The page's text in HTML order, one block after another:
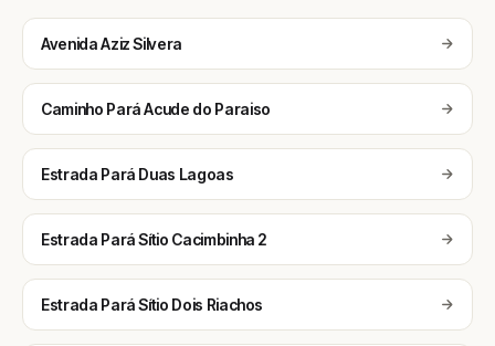
Avenida Aziz Silvera
Caminho Pará Acude do Paraiso
Estrada Pará Duas Lagoas
Estrada Pará Sítio Cacimbinha 2
Estrada Pará Sítio Dois Riachos